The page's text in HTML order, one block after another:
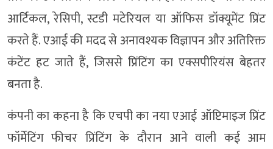
आर्टिकल, रेसिपी, स्टडी मटेरियल या ऑफिस डॉक्यूमेंट प्रिंट
करते हैं. एआई की मदद से अनावश्यक विज्ञापन और अतिरिक्त
कंटेंट हट जाते हैं, जिससे प्रिंटिंग का एक्सपीरियंस बेहतर
बनता है.
कंपनी का कहना है कि एचपी का नया एआई ऑप्टिमाइज प्रिंट
फॉर्मेटिंग फीचर प्रिंटिंग के दौरान आने वाली कई आम